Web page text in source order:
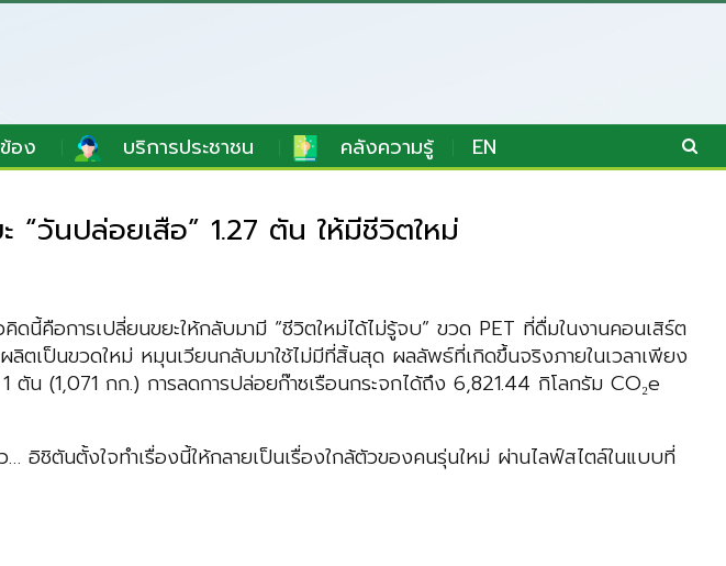
อง บริการประชาชน คลังความรู้ EN
วันปล่อยเสือ” 1.27 ตัน ให้มีชีวิตใหม่
อการเปลี่ยนขยะให้กลับมามี “ชีวิตใหม่ได้ไม่รู้จบ” ขวด PET ที่ดื่มในงานคอนเสิร์ต
ตเป็นขวดใหม่ หมุนเวียนกลับมาใช้ไม่มีที่สิ้นสุด ผลลัพธ์ที่เกิดขึ้นจริงภายในเวลาเพียง
น (1,071 กก.) การลดการปล่อยก๊าซเรือนกระจกได้ถึง 6,821.44 กิโลกรัม CO₂e
ชิตันตั้งใจทำเรื่องนี้ให้กลายเป็นเรื่องใกล้ตัวของคนรุ่นใหม่ ผ่านไลฟ์สไตล์ในแบบที่